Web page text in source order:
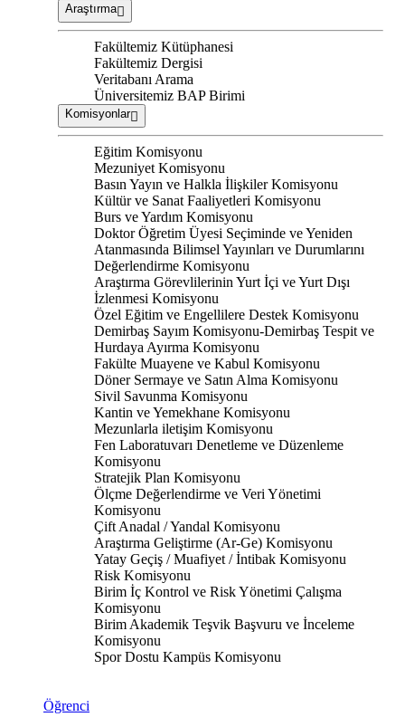
Araştırma
Fakültemiz Kütüphanesi
Fakültemiz Dergisi
Veritabanı Arama
Üniversitemiz BAP Birimi
Komisyonlar
Eğitim Komisyonu
Mezuniyet Komisyonu
Basın Yayın ve Halkla İlişkiler Komisyonu
Kültür ve Sanat Faaliyetleri Komisyonu
Burs ve Yardım Komisyonu
Doktor Öğretim Üyesi Seçiminde ve Yeniden
Atanmasında Bilimsel Yayınları ve Durumlarını
Değerlendirme Komisyonu
Araştırma Görevlilerinin Yurt İçi ve Yurt Dışı
İzlenmesi Komisyonu
Özel Eğitim ve Engellilere Destek Komisyonu
Demirbaş Sayım Komisyonu-Demirbaş Tespit ve
Hurdaya Ayırma Komisyonu
Fakülte Muayene ve Kabul Komisyonu
Döner Sermaye ve Satın Alma Komisyonu
Sivil Savunma Komisyonu
Kantin ve Yemekhane Komisyonu
Mezunlarla iletişim Komisyonu
Fen Laboratuvarı Denetleme ve Düzenleme
Komisyonu
Stratejik Plan Komisyonu
Ölçme Değerlendirme ve Veri Yönetimi
Komisyonu
Çift Anadal / Yandal Komisyonu
Araştırma Geliştirme (Ar-Ge) Komisyonu
Yatay Geçiş / Muafiyet / İntibak Komisyonu
Risk Komisyonu
Birim İç Kontrol ve Risk Yönetimi Çalışma
Komisyonu
Birim Akademik Teşvik Başvuru ve İnceleme
Komisyonu
Spor Dostu Kampüs Komisyonu
Öğrenci